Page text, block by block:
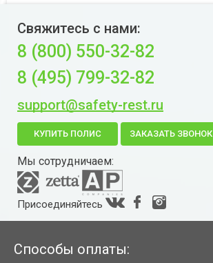
Свяжитесь с нами:
8 (800) 550-32-82
8 (495) 799-32-82
support@safety-rest.ru
КУПИТЬ ПОЛИС ЗАКАЗАТЬ ЗВОНОК
Мы сотрудничаем:
Присоединяйтесь
Способы оплаты: